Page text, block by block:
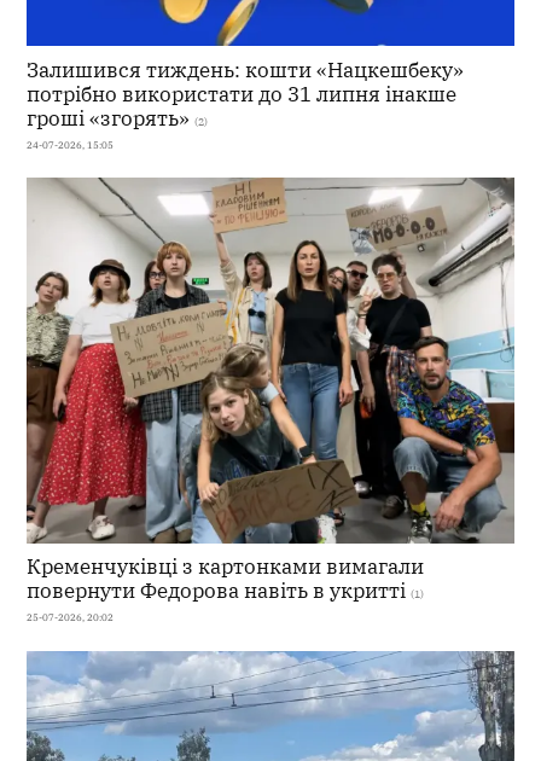
Залишився тиждень: кошти «Нацкешбеку»
потрібно використати до 31 липня інакше
гроші «згорять» (2)
24-07-2026, 15:05
Кременчуківці з картонками вимагали
повернути Федорова навіть в укритті (1)
25-07-2026, 20:02